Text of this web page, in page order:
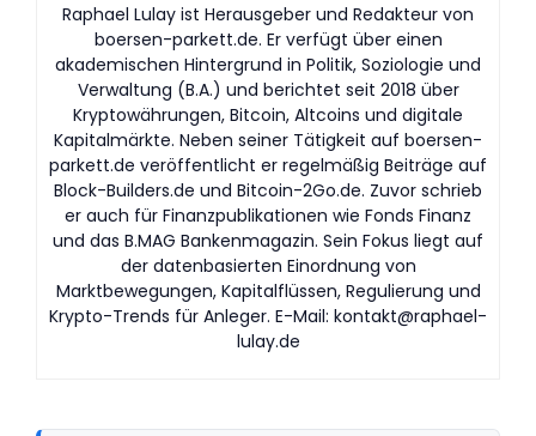
Raphael Lulay ist Herausgeber und Redakteur von
boersen-parkett.de. Er verfügt über einen
akademischen Hintergrund in Politik, Soziologie und
Verwaltung (B.A.) und berichtet seit 2018 über
Kryptowährungen, Bitcoin, Altcoins und digitale
Kapitalmärkte. Neben seiner Tätigkeit auf boersen-
parkett.de veröffentlicht er regelmäßig Beiträge auf
Block-Builders.de und Bitcoin-2Go.de. Zuvor schrieb
er auch für Finanzpublikationen wie Fonds Finanz
und das B.MAG Bankenmagazin. Sein Fokus liegt auf
der datenbasierten Einordnung von
Marktbewegungen, Kapitalflüssen, Regulierung und
Krypto-Trends für Anleger. E-Mail: kontakt@raphael-
lulay.de